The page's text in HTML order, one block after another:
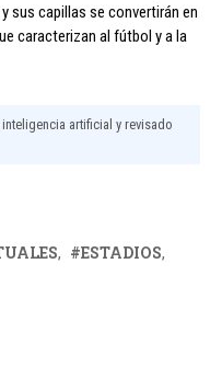
sus capillas se convertirán en
caracterizan al fútbol y a la
artificial y revisado
ESTADIOS